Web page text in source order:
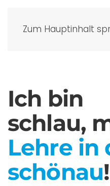
Zum Hauptinhalt
Ich bin
schlau,
Lehre in
schönau!